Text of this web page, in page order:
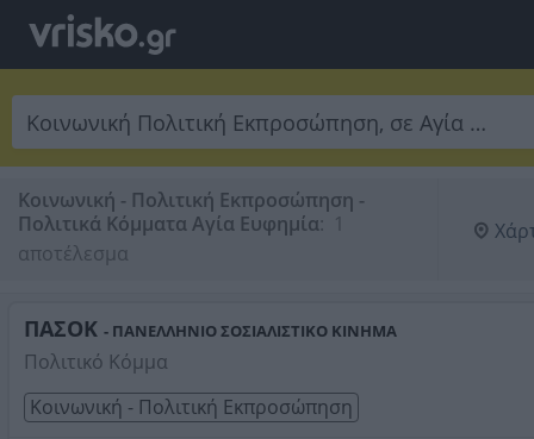
Κοινωνική - Πολιτική Εκπροσώπηση -
Πολιτικά Κόμματα Αγία Ευφημία: 1
αποτέλεσμα
ΠΑΣΟΚ - ΠΑΝΕΛΛΗΝΙΟ ΣΟΣΙΑΛΙΣΤΙΚΟ ΚΙΝΗΜΑ
Πολιτικό Κόμμα
Κοινωνική - Πολιτική Εκπροσώπηση